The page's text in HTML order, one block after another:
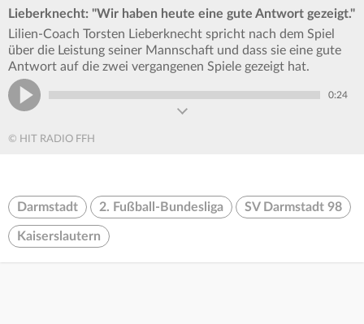
Lieberknecht: "Wir haben heute eine gute Antwort gezeigt."
Lilien-Coach Torsten Lieberknecht spricht nach dem Spiel
über die Leistung seiner Mannschaft und dass sie eine gute
Antwort auf die zwei vergangenen Spiele gezeigt hat.
0:24
© HIT RADIO FFH
Darmstadt 2. Fußball-Bundesliga SV Darmstadt 98
Kaiserslautern